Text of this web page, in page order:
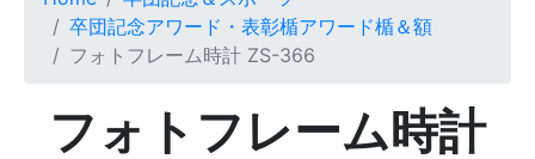
卒団記念アワード・表彰楯アワード楯＆額
フォトフレーム時計 ZS-366
フォトフレーム時計